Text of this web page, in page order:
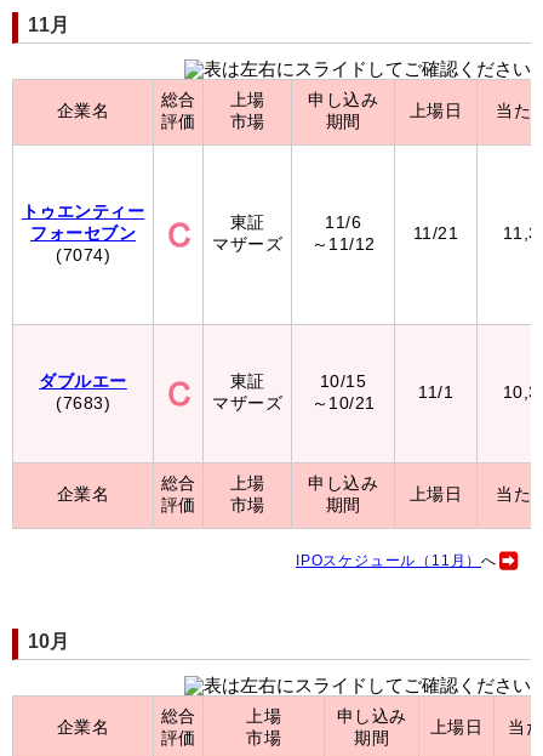
11月
企業名
トゥエンティー
フォーセブン
(7074)
ダブルエー
(7683)
企業名
総合
評価
上場
市場
申し込み
期間
上場日 当た
東証
マザーズ
11/6
～11/12
11/21
東証
マザーズ
10/15
～10/21
11/1
総合
評価
上場
市場
申し込み
期間
上場日 当た
IPOスケジュール（11月）へ
10月
企業名
総合
評価
上場
市場
申し込み
期間
上場日 当